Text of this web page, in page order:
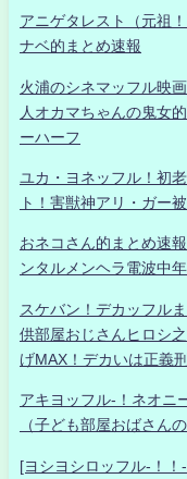
アニゲタレスト（元祖
ナベ的まとめ速報
火浦のシネマッフル映
人オカマちゃんの鬼女
ーハーフ
ユカ・ヨネッフル！初
ト！害獣神アリ・ガー
おネコさん的まとめ速
ンタルメンヘラ電波中
スケバン！デカッフル
供部屋おじさんヒロシ
げMAX！デカいは正義
アキヨッフル-！ネオニ
（子ども部屋おばさん
[ヨシヨシロッフル-！！